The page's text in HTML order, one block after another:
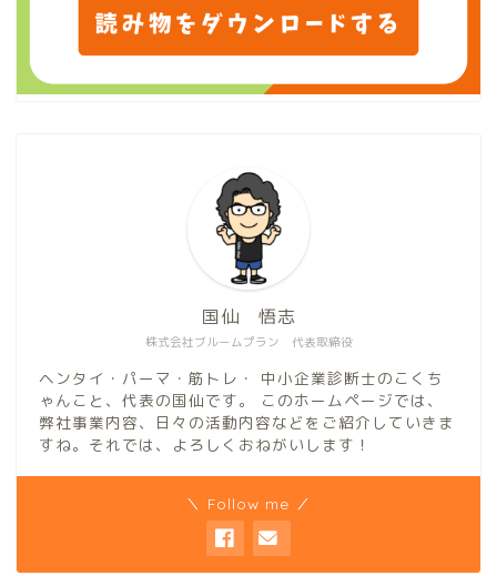
株式会社ブルームプラン 代表取締役
国仙 悟志
ヘンタイ・パーマ・筋トレ・ 中小企業診断士のこくち
ゃんこと、代表の国仙です。 このホームページでは、
弊社事業内容、日々の活動内容などをご紹介していきま
すね。それでは、よろしくおねがいします！
＼ Follow me ／